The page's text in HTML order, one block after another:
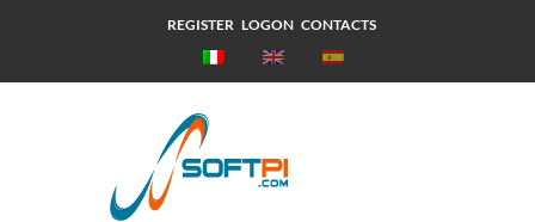
REGISTER LOGON CONTACTS